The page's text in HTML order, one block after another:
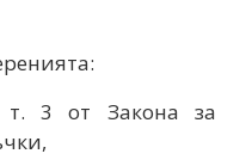
3 от Закона за